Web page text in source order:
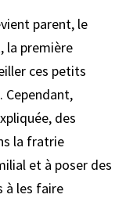
parent, le
la première
ces petits
Cependant,
des
la fratrie
et à poser des
à les faire